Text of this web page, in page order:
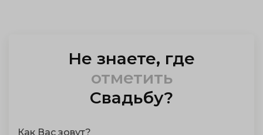
Не знаете, где
отметить
Свадьбу?
Как Вас зовут?